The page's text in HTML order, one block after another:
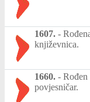
1607. -
književnica.
1660. - Rođen
povjesničar.